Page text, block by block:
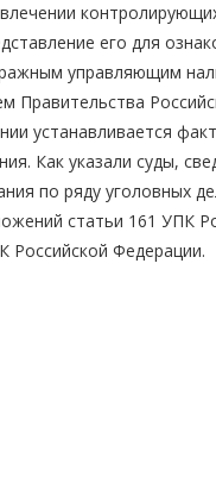
его для
управляющим
Правительства
устанавливается
Как указали суды,
по ряду уголовных
статьи 161 УПК
Российской Федерации.